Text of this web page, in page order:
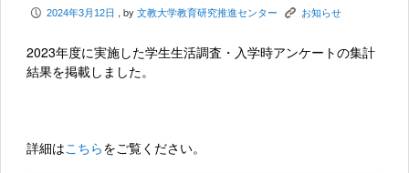
P 2024年3月12日 , by 文教大学教育研究推進センター K お知らせ
2023年度に実施した学生生活調査・入学時アンケートの集計
結果を掲載しました。
詳細はこちらをご覧ください。